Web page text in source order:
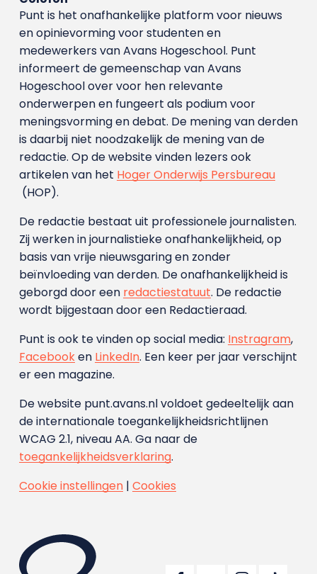
Punt is het onafhankelijke platform voor nieuws
en opinievorming voor studenten en
medewerkers van Avans Hoge­school. Punt
informeert de gemeenschap van Avans
Hogeschool over voor hen relevante
onderwerpen en fungeert als podium voor
meningsvorming en debat. De mening van derden
is daarbij niet noodzakelijk de mening van de
redactie. Op de website vinden lezers ook
artikelen van het Hoger Onderwijs Persbureau
(HOP).
De redactie bestaat uit professionele journalisten.
Zij werken in journalistieke onafhankelijkheid, op
basis van vrije nieuwsgaring en zonder
beïnvloeding van derden. De onafhankelijkheid is
geborgd door een redactiestatuut. De redactie
wordt bijgestaan door een Redactieraad.
Punt is ook te vinden op social media: Instragram,
Facebooken LinkedIn. Een keer per jaar verschijnt
er een magazine.
De website punt.avans.nl voldoet gedeeltelijk aan
de internationale toegankelijkheidsrichtlijnen
WCAG 2.1, niveau AA. Ga naar de
toegankelijkheidsverklaring.
Cookie instellingen| Cookies